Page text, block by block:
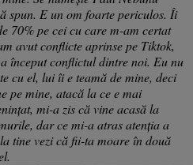
spun. E un om foarte periculos. Îi
70% pe cei cu care m-am certat
avut conflicte aprinse pe Tiktok,
început conflictul dintre noi. Eu nu
cu el, lui îi e teamă de mine, deci
pe mine, atacă la ce e mai
mi-a zis că vine acasă la
dar ce mi-a atras atenția a
tine vezi că fii-ta moare în două